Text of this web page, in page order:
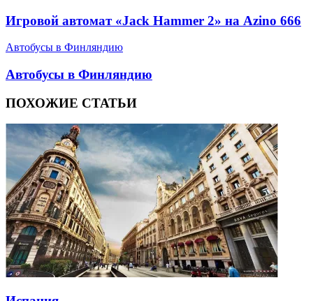
Игровой автомат «Jack Hammer 2» на Azino 666
Автобусы в Финляндию
Автобусы в Финляндию
ПОХОЖИЕ СТАТЬИ